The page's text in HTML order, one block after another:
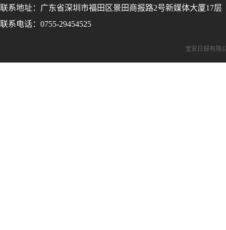
联系地址：广东省深圳市福田区景田商报路2号新媒体大厦17层
联系电话：0755-29454525
宝安日报有限